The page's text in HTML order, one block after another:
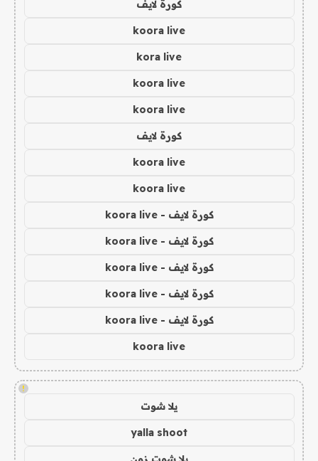
كورة لايف
koora live
kora live
koora live
koora live
كورة لايف
koora live
koora live
كورة لايف - koora live
كورة لايف - koora live
كورة لايف - koora live
كورة لايف - koora live
كورة لايف - koora live
koora live
!
يلا شوت
yalla shoot